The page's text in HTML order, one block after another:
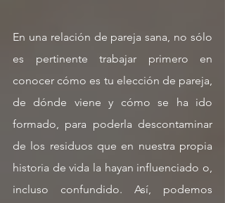
En una relación de pareja sana, no sólo
es pertinente trabajar primero en
conocer cómo es tu elección de pareja,
de dónde viene y cómo se ha ido
formado, para poderla descontaminar
de los residuos que en nuestra propia
historia de vida la hayan influenciado o,
incluso confundido. Así, podemos